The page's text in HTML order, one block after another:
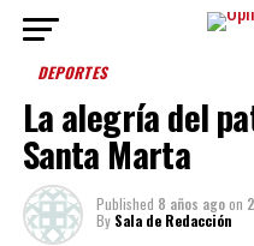
DEPORTES
La alegría del
Santa Marta
Published 8 años agoon
By Sala de Redacción